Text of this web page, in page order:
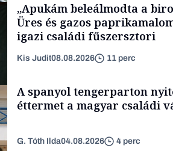
„Apukám beleálmodta a
Üres és gazos
igazi családi fűszersztori
Kis Judit08.08.2026 11 perc
A spanyol tengerparton
éttermet a magyar családi
G. Tóth Ilda04.08.2026 4 perc